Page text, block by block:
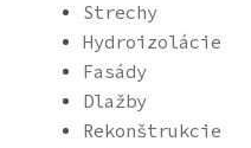
Strechy
Hydroizolácie
Fasády
Dlažby
Rekonštrukcie